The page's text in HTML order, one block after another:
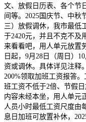
文、放假日历表、各个节
间等。2025国庆节、中秋
三）放假调休，我市最低
于2420元，并且不克不及
来看看吧，用人单元放置
日起，9月28日（周日）
资或调休。具体详见注释
200%领取加班工资报答
班工资不低于2倍、节假
内容未经本坐，用人单元
人员小时最低工资尺度由
息日加班可放置补休，